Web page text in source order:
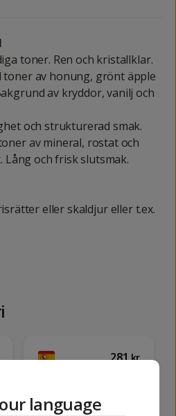
toner. Ren och kristallklar.
toner av honung, grönt äpple
av kryddor, vanilj och
och strukturerad smak.
av mineral, rostat och
och frisk slutsmak.
eller skaldjur eller t.ex.
281kr
language